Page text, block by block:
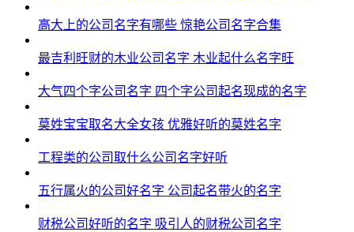
高大上的公司名字有哪些 惊艳公司名字合集
最吉利旺财的木业公司名字 木业起什么名字旺
大气四个字公司名字 四个字公司起名现成的名字
莫姓宝宝取名大全女孩 优雅好听的莫姓名字
工程类的公司取什么公司名字好听
五行属火的公司好名字 公司起名带火的名字
财税公司好听的名字 吸引人的财税公司名字